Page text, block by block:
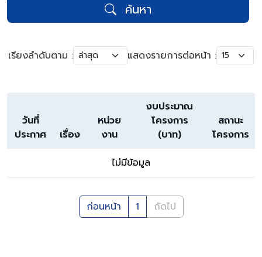
ค้นหา
เรียงลำดับตาม : แสดงรายการต่อหน้า :
วันที่
ประกาศ
เรื่อง
หน่วย
งาน
งบประมาณ
โครงการ
(บาท)
สถานะ
โครงการ
ไม่มีข้อมูล
ก่อนหน้า 1 ถัดไป